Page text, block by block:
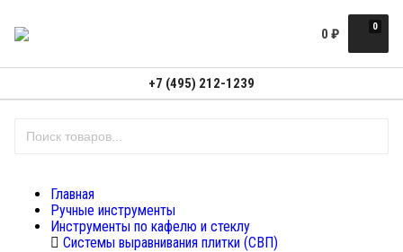
0
0 ₽
+7 (495) 212-1239
Главная
Ручные инструменты
Инструменты по кафелю и стеклу
Системы выравнивания плитки (СВП)